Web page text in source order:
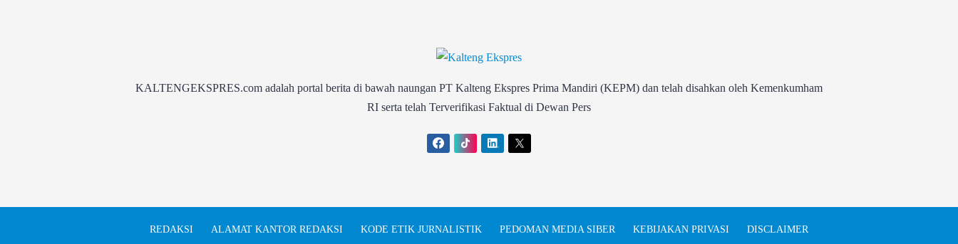
KALTENGEKSPRES.com adalah portal berita di bawah naungan PT Kalteng Ekspres Prima Mandiri (KEPM) dan telah disahkan oleh Kemenkumham
RI serta telah Terverifikasi Faktual di Dewan Pers
REDAKSI ALAMAT KANTOR REDAKSI KODE ETIK JURNALISTIK PEDOMAN MEDIA SIBER KEBIJAKAN PRIVASI DISCLAIMER